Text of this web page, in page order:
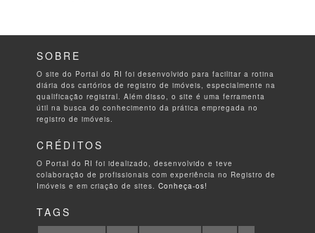
SOBRE
O site do Portal do RI foi desenvolvido para facilitar a rotina
diária dos cartórios de registro de imóveis, especialmente na
qualificação registral. Além disso, o site é uma ferramenta
útil na busca do conhecimento da prática empregada no
registro de imóveis.
CRÉDITOS
O Portal do RI foi idealizado, desenvolvido e teve
colaboração de profissionais com experiência no Registro de
Imóveis e em criação de sites.Conheça-os!
TAGS